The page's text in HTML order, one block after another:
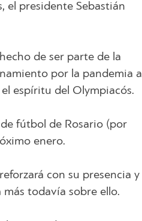
el presidente Sebastián
de ser parte de la
por la pandemia a
espíritu del Olympiacós.
fútbol de Rosario (por
enero.
con su presencia y
todavía sobre ello.